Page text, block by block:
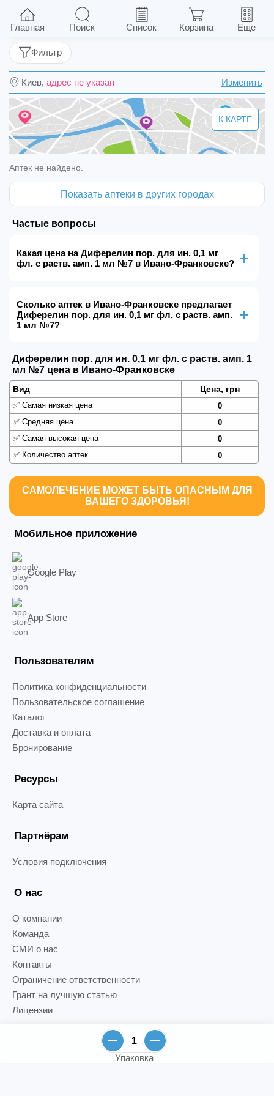
Диферелин пор. для ин. 0,1 мг фл. с раств.
амп. 1 мл №7
Киев, адрес не указан Изменить
Фильтр
Упаковка
К КАРТЕ
Аптек не найдено.
Показать аптеки в других городах
Частые вопросы
Какая цена на Диферелин пор. для ин. 0,1 мг
фл. с раств. амп. 1 мл №7 в Ивано-Франковске?
Сколько аптек в Ивано-Франковске предлагает
Диферелин пор. для ин. 0,1 мг фл. с раств. амп.
1 мл №7?
Диферелин пор. для ин. 0,1 мг фл. с раств. амп. 1
мл №7 цена в Ивано-Франковске
Вид Цена, грн
✅ Самая низкая цена
0
✅ Средняя цена
0
✅ Самая высокая цена
0
✅ Количество аптек 0
САМОЛЕЧЕНИЕ МОЖЕТ БЫТЬ ОПАСНЫМ ДЛЯ
ВАШЕГО ЗДОРОВЬЯ!
Мобильное приложение
Google Play
App Store
Пользователям
Политика конфиденциальности
Пользовательское соглашение
Каталог
Доставка и оплата
Бронирование
Ресурсы
Карта сайта
Партнёрам
Условия подключения
О нас
О компании
Команда
СМИ о нас
Контакты
Ограничение ответственности
Грант на лучшую статью
Лицензии
Главная Поиск Список Корзина Еще